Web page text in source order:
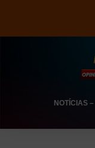
NOTÍCIAS–